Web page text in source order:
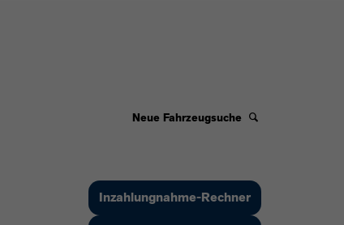
Neue Fahrzeugsuche
Inzahlungnahme-Rechner